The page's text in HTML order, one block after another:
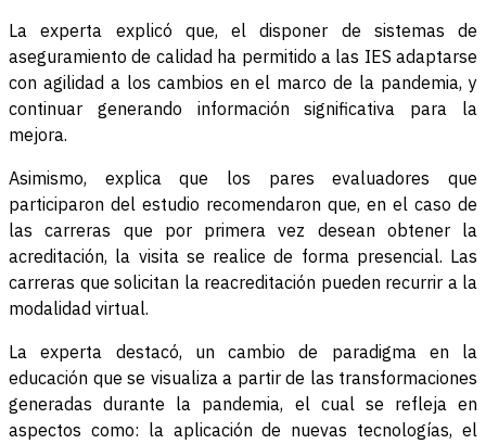
La experta explicó que, el disponer de sistemas de
aseguramiento de calidad ha permitido a las IES adaptarse
con agilidad a los cambios en el marco de la pandemia, y
continuar generando información significativa para la
mejora.
Asimismo, explica que los pares evaluadores que
participaron del estudio recomendaron que, en el caso de
las carreras que por primera vez desean obtener la
acreditación, la visita se realice de forma presencial. Las
carreras que solicitan la reacreditación pueden recurrir a la
modalidad virtual.
La experta destacó, un cambio de paradigma en la
educación que se visualiza a partir de las transformaciones
generadas durante la pandemia, el cual se refleja en
aspectos como: la aplicación de nuevas tecnologías, el